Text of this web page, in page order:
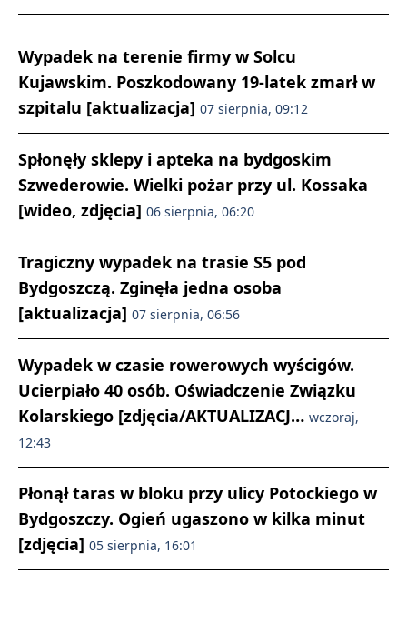
Wypadek na terenie firmy w Solcu
Kujawskim. Poszkodowany 19-latek zmarł w
szpitalu [aktualizacja] 07 sierpnia, 09:12
Spłonęły sklepy i apteka na bydgoskim
Szwederowie. Wielki pożar przy ul. Kossaka
[wideo, zdjęcia] 06 sierpnia, 06:20
Tragiczny wypadek na trasie S5 pod
Bydgoszczą. Zginęła jedna osoba
[aktualizacja] 07 sierpnia, 06:56
Wypadek w czasie rowerowych wyścigów.
Ucierpiało 40 osób. Oświadczenie Związku
Kolarskiego [zdjęcia/AKTUALIZACJ… wczoraj,
12:43
Płonął taras w bloku przy ulicy Potockiego w
Bydgoszczy. Ogień ugaszono w kilka minut
[zdjęcia] 05 sierpnia, 16:01